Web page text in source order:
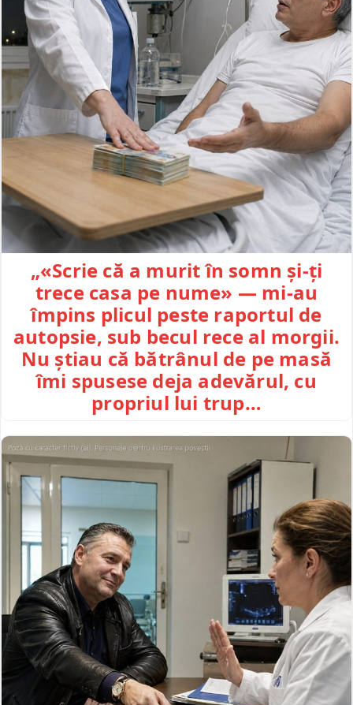
„«Scrie că a murit în somn și-ți
trece casa pe nume» — mi-au
împins plicul peste raportul de
autopsie, sub becul rece al morgii.
Nu știau că bătrânul de pe masă
îmi spusese deja adevărul, cu
propriul lui trup…